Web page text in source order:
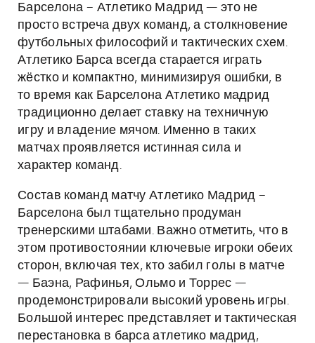
Барселона – Атлетико Мадрид — это не
просто встреча двух команд, а столкновение
футбольных философий и тактических схем.
Атлетико Барса всегда старается играть
жёстко и компактно, минимизируя ошибки, в
то время как Барселона Атлетико мадрид
традиционно делает ставку на техничную
игру и владение мячом. Именно в таких
матчах проявляется истинная сила и
характер команд.
Состав команд матчу Атлетико Мадрид –
Барселона был тщательно продуман
тренерскими штабами. Важно отметить, что в
этом противостоянии ключевые игроки обеих
сторон, включая тех, кто забил голы в матче
— Баэна, Рафинья, Ольмо и Торрес —
продемонстрировали высокий уровень игры.
Большой интерес представляет и тактическая
перестановка в барса атлетико мадрид,